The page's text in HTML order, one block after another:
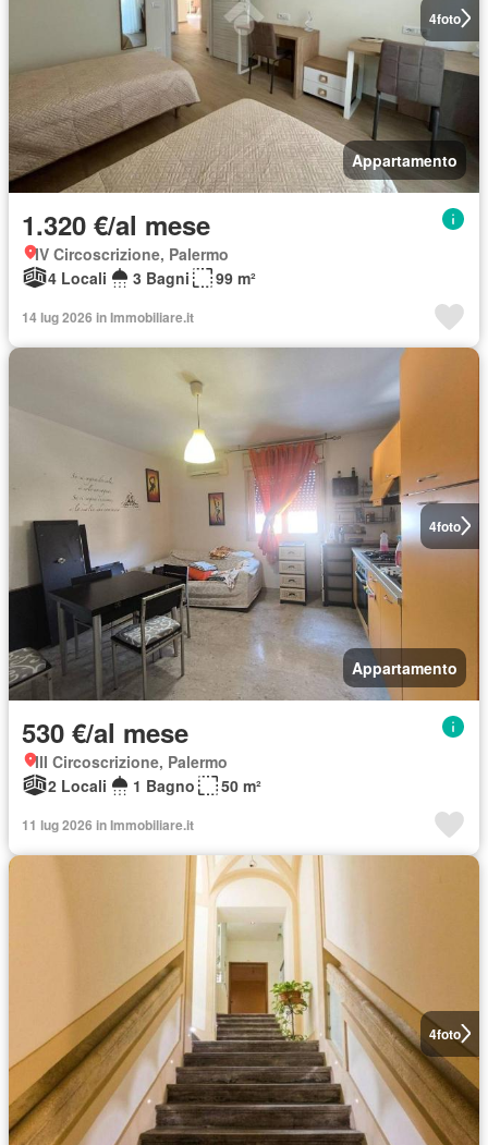
4foto
Appartamento
1.320 €/al mese
IV Circoscrizione, Palermo
4 Locali
3 Bagni 99 m²
14 lug 2026 in Immobiliare.it
4foto
Appartamento
530 €/al mese
III Circoscrizione, Palermo
2 Locali
1 Bagno 50 m²
11 lug 2026 in Immobiliare.it
4foto